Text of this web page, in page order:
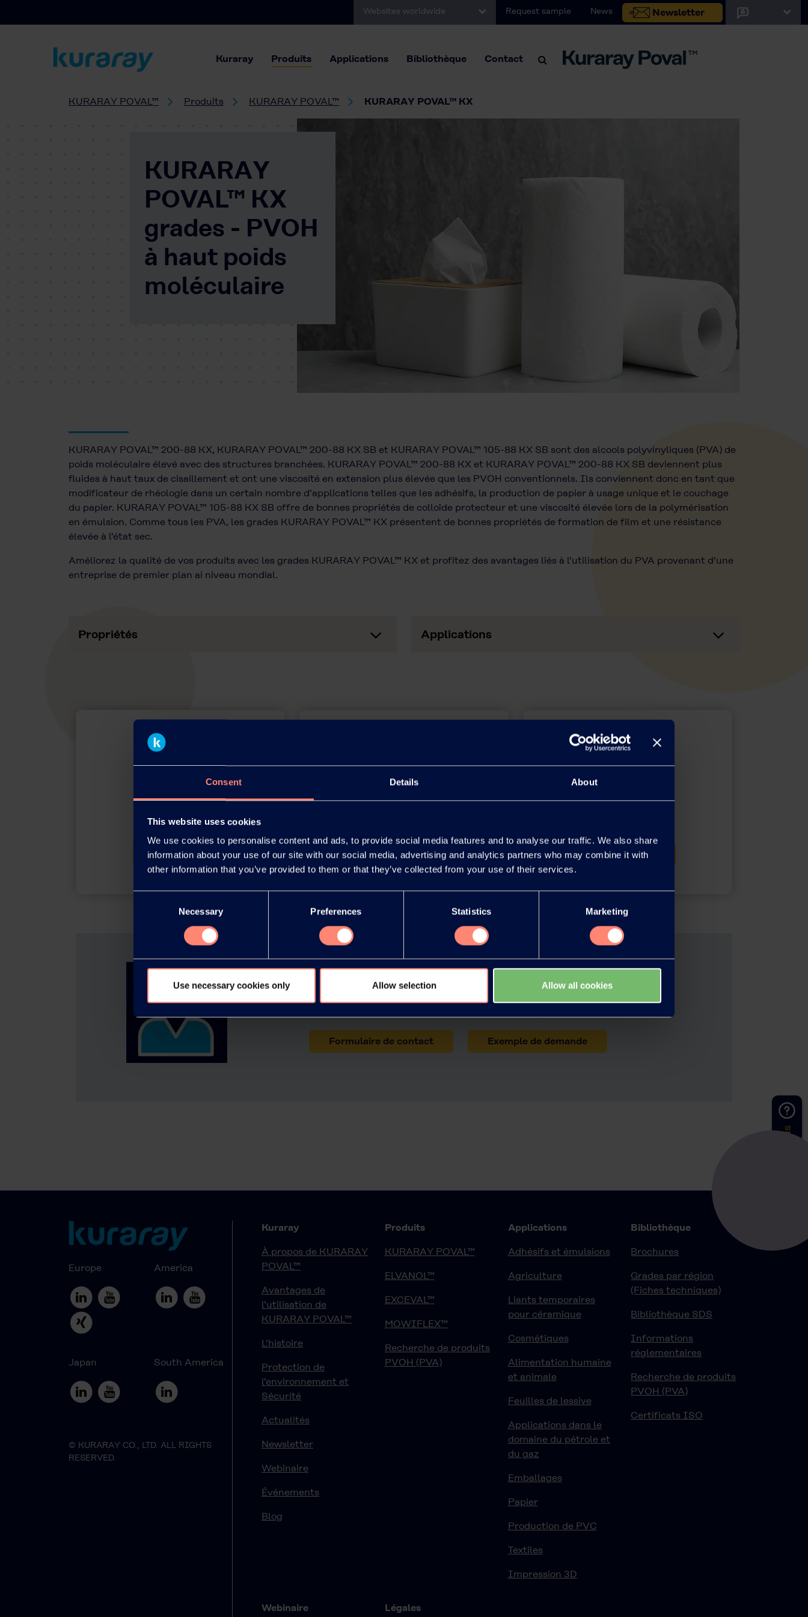
Consent Details About
This website uses cookies
We use cookies to personalise content and ads, to provide social media features and to analyse our traffic. We also share
information about your use of our site with our social media, advertising and analytics partners who may combine it with
other information that you’ve provided to them or that they’ve collected from your use of their services.
Necessary Preferences Statistics Marketing
Use necessary cookies only Allow selection Allow all cookies
Websites worldwide Request sample News Newsletter
Kuraray Produits Applications Bibliothèque Contact
KURARAY POVAL™ Produits KURARAY POVAL™ KURARAY POVAL™ KX
KURARAY
POVAL™ KX
grades - PVOH
à haut poids
moléculaire
KURARAY POVAL™ 200-88 KX, KURARAY POVAL™ 200-88 KX SB et KURARAY POVAL™ 105-88 KX SB sont des alcools polyvinyliques (PVA) de
poids moléculaire élevé avec des structures branchées. KURARAY POVAL™ 200-88 KX et KURARAY POVAL™ 200-88 KX SB deviennent plus
fluides à haut taux de cisaillement et ont une viscosité en extension plus élevée que les PVOH conventionnels. Ils conviennent donc en tant que
modificateur de rhéologie dans un certain nombre d'applications telles que les adhésifs, la production de papier à usage unique et le couchage
du papier. KURARAY POVAL™ 105-88 KX SB offre de bonnes propriétés de colloîde protecteur et une viscosité élevée lors de la polymérisation
en émulsion. Comme tous les PVA, les grades KURARAY POVAL™ KX présentent de bonnes propriétés de formation de film et une résistance
élevée à l'état sec.
Améliorez la qualité de vos produits avec les grades KURARAY POVAL™ KX et profitez des avantages liés à l'utilisation du PVA provenant d'une
entreprise de premier plan ai niveau mondial.
Propriétés Applications
Download Safety Data Sheets Download
Contactez KURARAY POVAL™
Formulaire de contact Exemple de demande
Europe America
Japan South America
© KURARAY CO., LTD. ALL RIGHTS
RESERVED.
Kuraray
À propos de KURARAY
POVAL™
Avantages de
l'utilisation de
KURARAY POVAL™
L'histoire
Protection de
l'environnement et
Sécurité
Actualités
Newsletter
Webinaire
Événements
Blog
Produits
KURARAY POVAL™
ELVANOL™
EXCEVAL™
MOWIFLEX™
Recherche de produits
PVOH (PVA)
Applications
Adhésifs et émulsions
Agriculture
Liants temporaires
pour céramique
Cosmétiques
Alimentation humaine
et animale
Feuilles de lessive
Applications dans le
domaine du pétrole et
du gaz
Emballages
Papier
Production de PVC
Textiles
Impression 3D
Bibliothèque
Brochures
Grades par région
(Fiches techniques)
Bibliothèque SDS
Informations
réglementaires
Recherche de produits
PVOH (PVA)
Certificats ISO
Webinaire Légales